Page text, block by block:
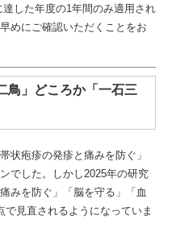
達した年度の1年間のみ適用され
めにご確認いただくことをお
鳥」どころか「一石三
状疱疹の発疹と痛みを防ぐ」
でした。しかし2025年の研究
みを防ぐ」「脳を守る」「血
見直されるようになっていま